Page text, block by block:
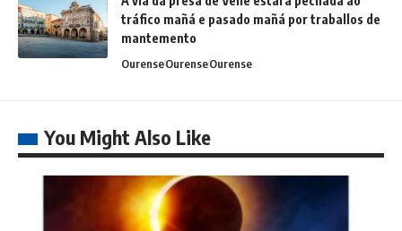
tráfico mañá e pasado mañá por traballos de
mantemento
OurenseOurenseOurense
You Might Also Like